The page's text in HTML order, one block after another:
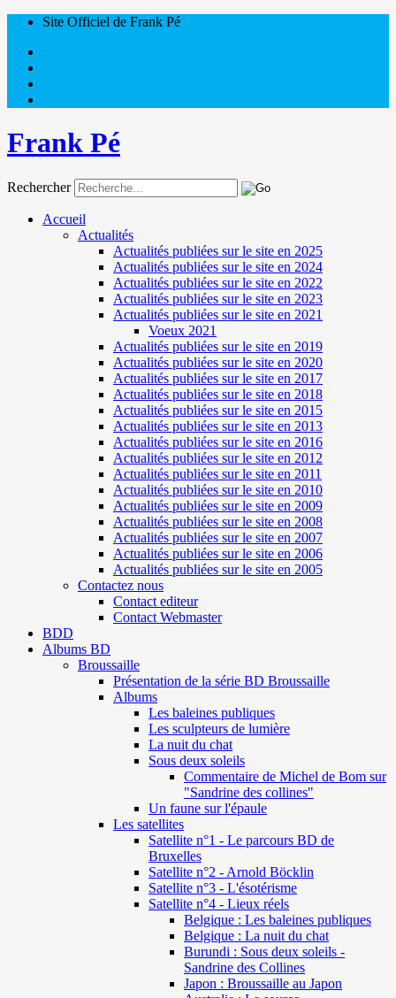
Site Officiel de Frank Pé
Frank Pé
Rechercher
Accueil
Actualités
Actualités publiées sur le site en 2025
Actualités publiées sur le site en 2024
Actualités publiées sur le site en 2022
Actualités publiées sur le site en 2023
Actualités publiées sur le site en 2021
Voeux 2021
Actualités publiées sur le site en 2019
Actualités publiées sur le site en 2020
Actualités publiées sur le site en 2017
Actualités publiées sur le site en 2018
Actualités publiées sur le site en 2015
Actualités publiées sur le site en 2013
Actualités publiées sur le site en 2016
Actualités publiées sur le site en 2012
Actualités publiées sur le site en 2011
Actualités publiées sur le site en 2010
Actualités publiées sur le site en 2009
Actualités publiées sur le site en 2008
Actualités publiées sur le site en 2007
Actualités publiées sur le site en 2006
Actualités publiées sur le site en 2005
Contactez nous
Contact editeur
Contact Webmaster
BDD
Albums BD
Broussaille
Présentation de la série BD Broussaille
Albums
Les baleines publiques
Les sculpteurs de lumière
La nuit du chat
Sous deux soleils
Commentaire de Michel de Bom sur
"Sandrine des collines"
Un faune sur l'épaule
Les satellites
Satellite n°1 - Le parcours BD de
Bruxelles
Satellite n°2 - Arnold Böcklin
Satellite n°3 - L'ésotérisme
Satellite n°4 - Lieux réels
Belgique : Les baleines publiques
Belgique : La nuit du chat
Burundi : Sous deux soleils -
Sandrine des Collines
Japon : Broussaille au Japon